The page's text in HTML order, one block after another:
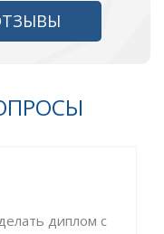
диплом с